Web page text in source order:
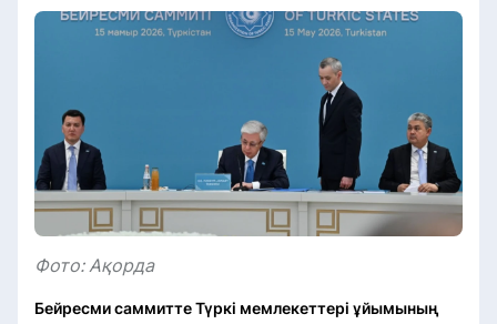
Фото: Ақорда
Бейресми саммитте Түркі мемлекеттері ұйымының